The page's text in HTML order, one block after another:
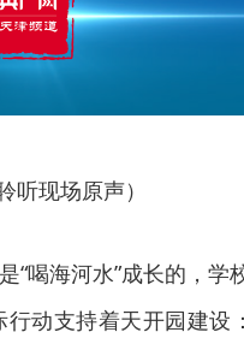
听现场原声）
“喝海河水”成长的，学
动支持着天开园建设